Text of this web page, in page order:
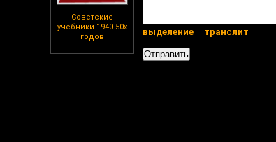
Советские
учебники 1940-50х
годов
выделение транслит